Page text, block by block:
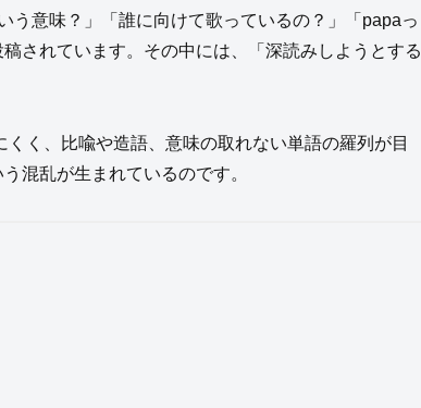
意味？」「誰に向けて歌っているの？」「papaっ
されています。その中には、「深読みしようとする
く、比喩や造語、意味の取れない単語の羅列が目
混乱が生まれているのです。